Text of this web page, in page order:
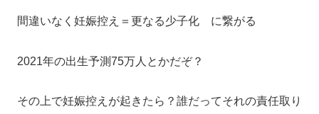
間違いなく妊娠控え＝更なる少子化 に繋がる
2021年の出生予測75万人とかだぞ？
その上で妊娠控えが起きたら？誰だってそれの責任取り